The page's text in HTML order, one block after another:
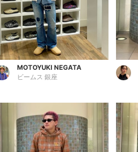
MOTOYUKI NEGATA
ビームス 銀座